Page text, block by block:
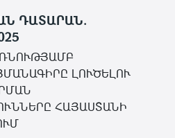
ԴԱՏԱՐԱՆ.
ԼՈՒԾԵԼՈՒ
ՀԱՅԱՍՏԱՆԻ